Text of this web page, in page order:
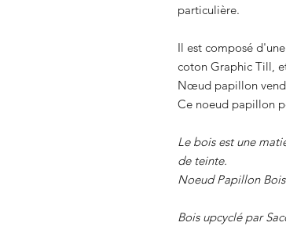
particulière.
Il est composé
coton Graphic Till,
Nœud papillon
Ce noeud papillon
Le bois est une
de teinte.
Noeud Papillon
Bois upcyclé par